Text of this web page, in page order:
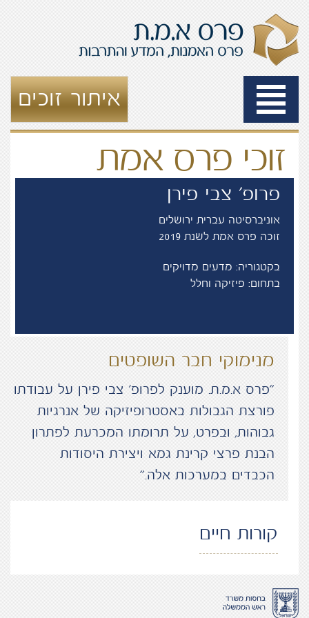
Toggle
navigation
איתור זוכים
זוכי פרס אמת
פרופ' צבי פירן
אוניברסיטה עברית ירושלים
זוכה פרס אמת לשנת 2019
בקטגוריה: מדעים מדויקים
בתחום: פיזיקה וחלל
מנימוקי חבר השופטים
“פרס א.מ.ת. מוענק לפרופ׳ צבי פירן על עבודתו
פורצת הגבולות באסטרופיזיקה של אנרגיות
גבוהות, ובפרט, על תרומתו המכרעת לפתרון
הבנת פרצי קרינת גמא ויצירת היסודות
הכבדים במערכות אלה.”
קורות חיים